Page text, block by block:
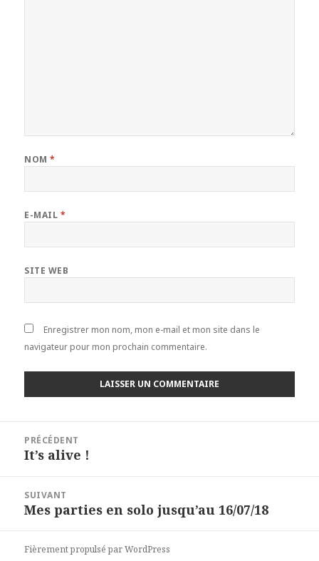
NOM*
E-MAIL *
SITE WEB
Enregistrer mon nom, mon e-mail et mon site dans le
navigateur pour mon prochain commentaire.
l’article
PRÉCÉDENT
Article
It’s alive !
SUIVANT
Article
Mes parties en solo jusqu’au 16/07/18
Fièrement propulsé par WordPress